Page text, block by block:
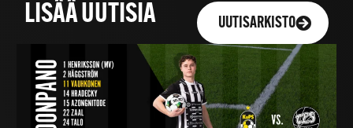
LISÄÄ UUTISIA UUTISARKISTO